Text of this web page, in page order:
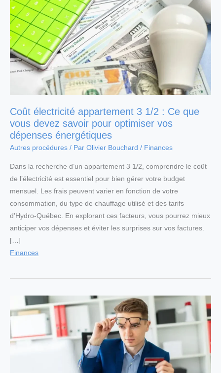
Coût électricité appartement 3 1/2 : Ce que
vous devez savoir pour optimiser vos
dépenses énergétiques
Autres procédures / Par Olivier Bouchard / Finances
Dans la recherche d’un appartement 3 1/2, comprendre le coût
de l’électricité est essentiel pour bien gérer votre budget
mensuel. Les frais peuvent varier en fonction de votre
consommation, du type de chauffage utilisé et des tarifs
d’Hydro-Québec. En explorant ces facteurs, vous pourrez mieux
anticiper vos dépenses et éviter les surprises sur vos factures.
[…]
Finances